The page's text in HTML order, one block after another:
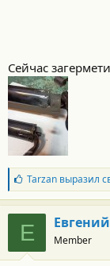
Сейчас
Б
л
а
г
о
д
а
Tarzanвыразил
Е Member